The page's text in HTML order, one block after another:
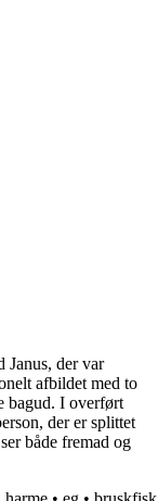
Janus, der var
afbildet med to
bagud. I overført
der er splittet
både fremad og